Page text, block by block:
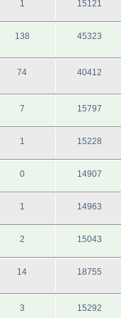
1 15121
138 45323
74 40412
7 15797
1 15228
0 14907
1 14963
2 15043
14 18755
3 15292